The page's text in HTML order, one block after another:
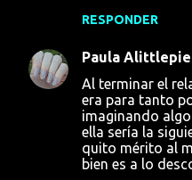
RESPONDER
Paula
Al terminar el
era para tanto
imaginando
ella sería la
quito mérito al
bien es a lo